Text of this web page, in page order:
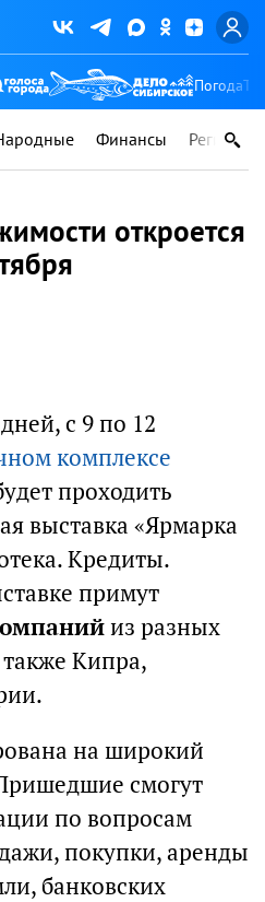
Погода
Финансы Регионы
откроется
с 9 по 12
комплексе
проходить
выставка «Ярмарка
Кредиты.
примут
из разных
Кипра,
на широкий
смогут
по вопросам
покупки, аренды
банковских